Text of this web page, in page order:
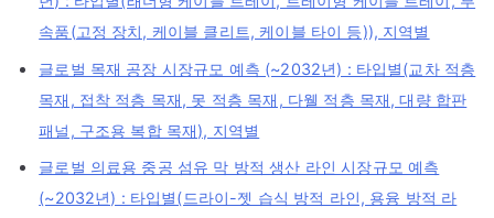
속품(고정 장치, 케이블 클리트, 케이블 타이 등)), 지역별
글로벌 목재 공장 시장규모 예측 (~2032년) : 타입별(교차 적층
목재, 접착 적층 목재, 못 적층 목재, 다웰 적층 목재, 대량 합판
패널, 구조용 복합 목재), 지역별
글로벌 의료용 중공 섬유 막 방적 생산 라인 시장규모 예측
(~2032년) : 타입별(드라이-젯 습식 방적 라인, 용융 방적 라